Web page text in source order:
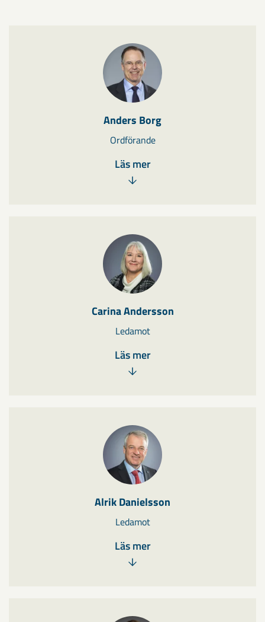
Anders Borg
Ordförande
Läs mer
Carina Andersson
Ledamot
Läs mer
Alrik Danielsson
Ledamot
Läs mer